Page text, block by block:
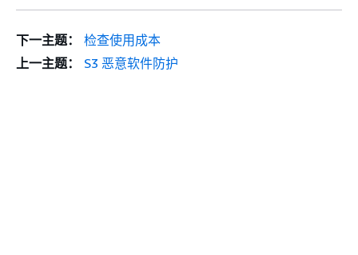
下一主题：
检查使用成本
上一主题：
S3 恶意软件防护